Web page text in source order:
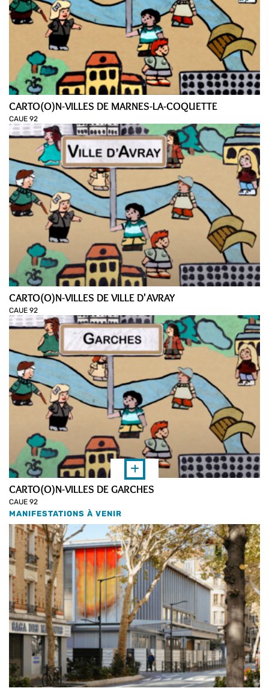
CARTO(O)N-VILLES DE MARNES-LA-COQUETTE
CAUE 92
CARTO(O)N-VILLES DE VILLE D'AVRAY
CAUE 92
CARTO(O)N-VILLES DE GARCHES
CAUE 92
MANIFESTATIONS À VENIR